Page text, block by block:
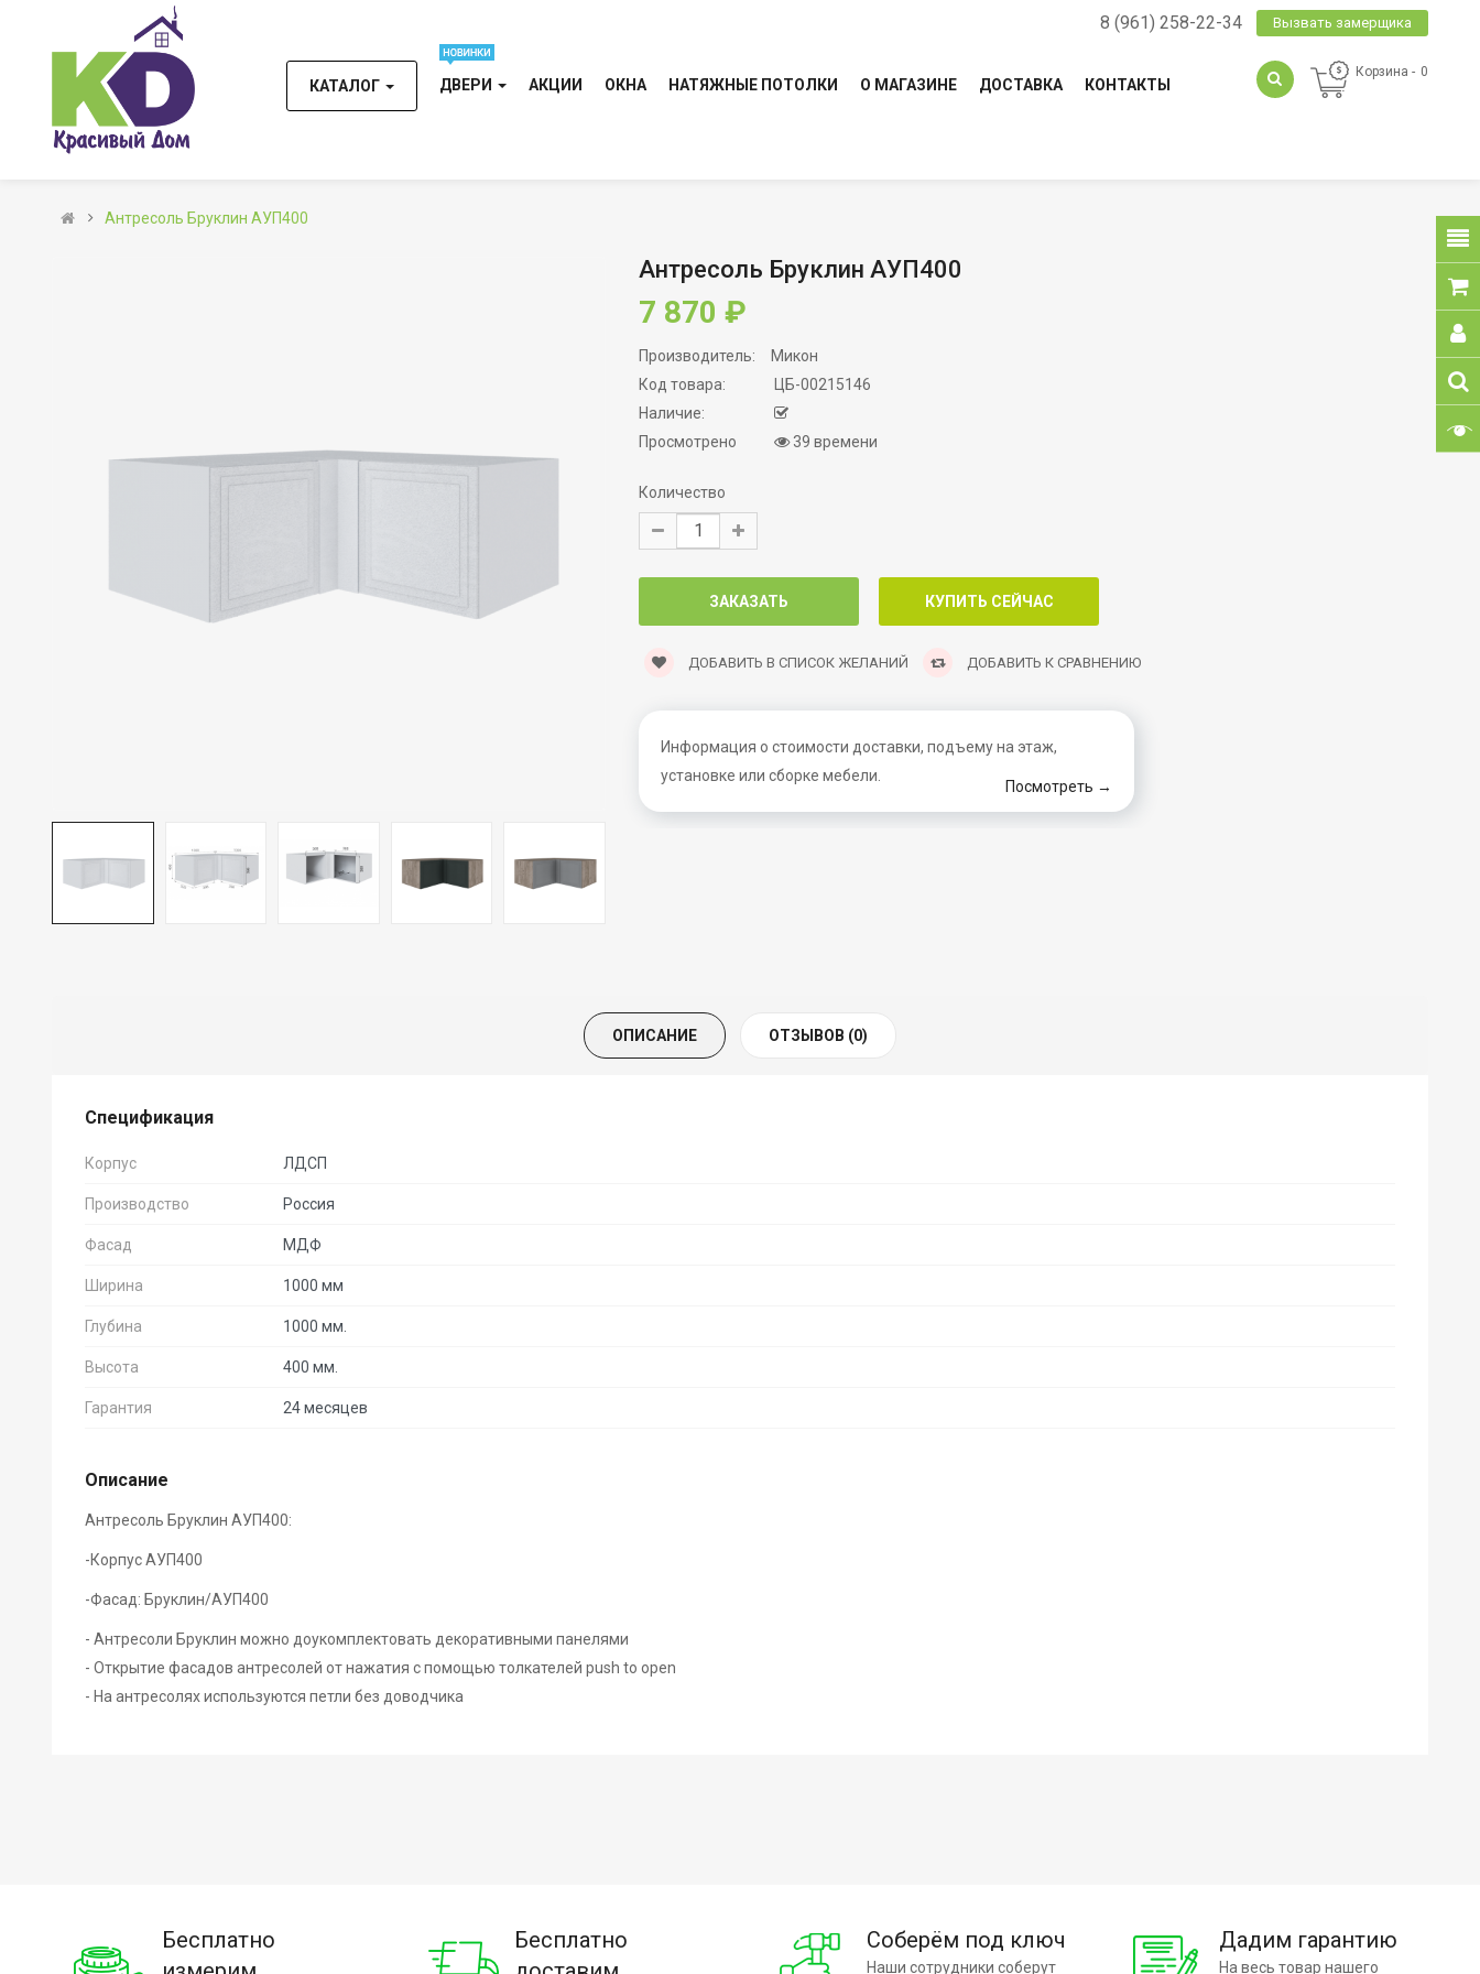
8 (961) 258-22-34 Вызвать замерщика
КАТАЛОГ ДВЕРИ АКЦИИ ОКНА НАТЯЖНЫЕ ПОТОЛКИ О МАГАЗИНЕ ДОСТАВКА КОНТАКТЫ
Корзина 0
Антресоль Бруклин АУП400
Антресоль Бруклин АУП400
7 870 ₽
Производитель:
Микон
Код товара:
ЦБ-00215146
Наличие:
Просмотрено
39 времени
Количество
ДОБАВИТЬ В СПИСОК ЖЕЛАНИЙ ДОБАВИТЬ К СРАВНЕНИЮ
Информация о стоимости доставки, подъему на этаж,
установке или сборке мебели.
Посмотреть →
ОПИСАНИЕ ОТЗЫВОВ (0)
Спецификация
Корпус ЛДСП
Производство Россия
Фасад МДФ
Ширина 1000 мм
Глубина 1000 мм.
Высота 400 мм.
Гарантия 24 месяцев
Описание
Антресоль Бруклин АУП400:
-Корпус АУП400
-Фасад: Бруклин/АУП400
- Антресоли Бруклин можно доукомплектовать декоративными панелями
- Открытие фасадов антресолей от нажатия с помощью толкателей push to open
- На антресолях используются петли без доводчика
Бесплатно
Бесплатно
Соберём под ключ
Наши сотрудники соберут
Дадим гарантию
На весь товар нашего